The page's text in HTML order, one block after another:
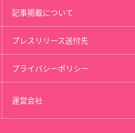
記事掲載について
プレスリリース送付先
プライバシーポリシー
運営会社